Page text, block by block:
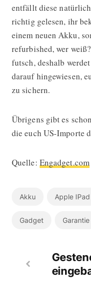
entfällt diese
richtig gelesen, ihr
einem neuen Akku,
refurbished, wer
futsch, deshalb
darauf hingewiesen,
zu sichern.
Übrigens gibt es
die euch US-Importe
Quelle: Engadget.com
Akku Apple IPad
Gadget Garantie